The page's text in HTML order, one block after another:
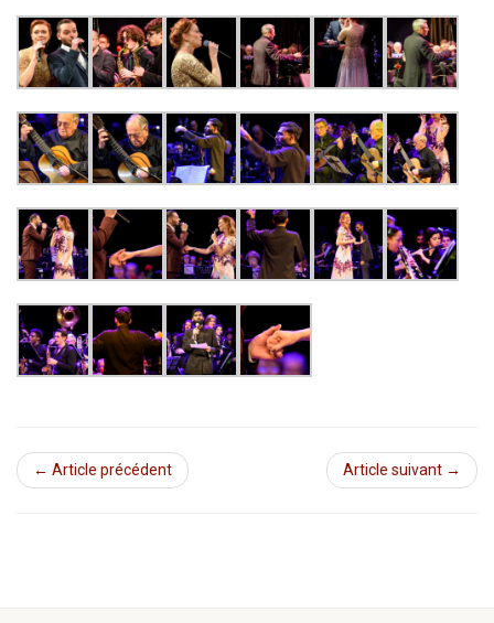
← Article précédent Article suivant →